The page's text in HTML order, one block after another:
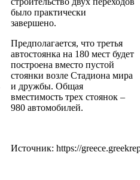
было практически
завершено.
Предполагается, что третья
автостоянка на 180 мест будет
построена вместо пустой
стоянки возле Стадиона мира
и дружбы. Общая
вместимость трех стоянок –
980 автомобилей.
Источник: https://